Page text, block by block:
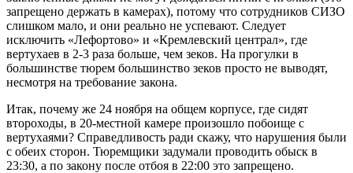
запрещено держать в камерах), потому что сотрудников СИЗО
слишком мало, и они реально не успевают. Следует
исключить «Лефортово» и «Кремлевский централ», где
вертухаев в 2-3 раза больше, чем зеков. На прогулки в
большинстве тюрем большинство зеков просто не выводят,
несмотря на требование закона.
Итак, почему же 24 ноября на общем корпусе, где сидят
второходы, в 20-местной камере произошло побоище с
вертухаями? Справедливость ради скажу, что нарушения были
с обеих сторон. Тюремщики задумали проводить обыск в
23:30, а по закону после отбоя в 22:00 это запрещено.